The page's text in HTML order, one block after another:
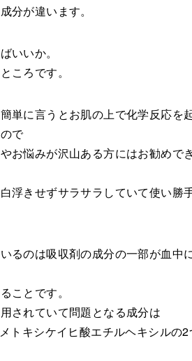
分が違います。
いいか。
ころです。
単に言うとお肌の上で化学反応を
で
お悩みが沢山ある方にはお勧めで
浮きせずサラサラしていて使い勝
るのは吸収剤の成分の一部が血中
ことです。
されていて問題となる成分は
トキシケイヒ酸エチルヘキシルの2